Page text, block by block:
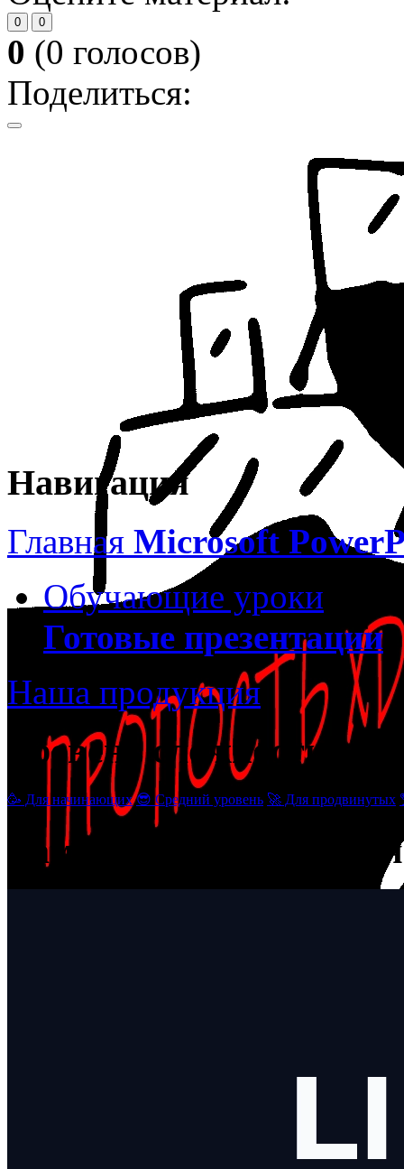
0 0
0 (0 голосов)
Поделиться:
Навигация
Главная Microsoft
Обучающие уроки
Готовые презентации
Наша продукция
Уровень сложности
🥳 Для начинающих 😎 Средний уровень 🚀 Для продвинутых
Вам может понравиться